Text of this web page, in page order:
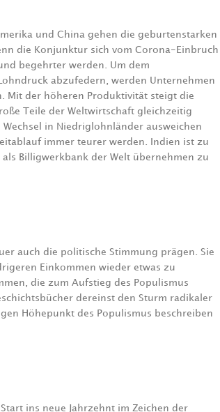
und China gehen die geburtenstarken
die Konjunktur sich vom Corona-Einbruch
begehrter werden. Um dem
abzufedern, werden Unternehmen
Mit der höheren Produktivität steigt die
Teile der Weltwirtschaft gleichzeitig
in Niedriglohnländer ausweichen
immer teurer werden. Indien ist zu
Billigwerkbank der Welt übernehmen zu
auch die politische Stimmung prägen. Sie
Einkommen wieder etwas zu
die zum Aufstieg des Populismus
dereinst den Sturm radikaler
Höhepunkt des Populismus beschreiben
ins neue Jahrzehnt im Zeichen der